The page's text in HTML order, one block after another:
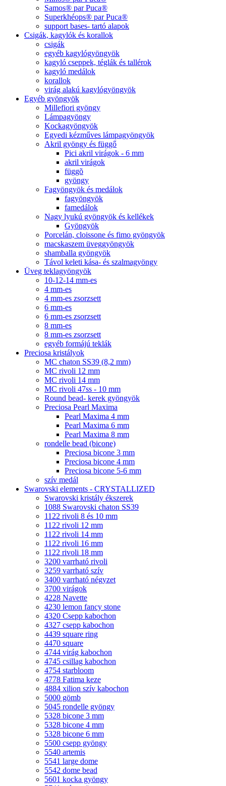
Samos® par Puca®
Superkhéops® par Puca®
support bases- tartó alapok
Csigák, kagylók és korallok
csigák
egyéb kagylógyöngyök
kagyló cseppek, téglák és tallérok
kagyló medálok
korallok
virág alakú kagylógyöngyök
Egyéb gyöngyök
Millefiori gyöngy
Lámpagyöngy
Kockagyöngyök
Egyedi kézműves lámpagyöngyök
Akril gyöngy és függő
Pici akril virágok - 6 mm
akril virágok
függõ
gyöngy
Fagyöngyök és medálok
fagyöngyök
famedálok
Nagy lyukú gyöngyök és kellékek
Gyöngyök
Porcelán, cloissone és fimo gyöngyök
macskaszem üveggyöngyök
shamballa gyöngyök
Távol keleti kása- és szalmagyöngy
Üveg teklagyöngyök
10-12-14 mm-es
4 mm-es
4 mm-es zsorzsett
6 mm-es
6 mm-es zsorzsett
8 mm-es
8 mm-es zsorzsett
egyéb formájú teklák
Preciosa kristályok
MC chaton SS39 (8,2 mm)
MC rivoli 12 mm
MC rivoli 14 mm
MC rivoli 47ss - 10 mm
Round bead- kerek gyöngyök
Preciosa Pearl Maxima
Pearl Maxima 4 mm
Pearl Maxima 6 mm
Pearl Maxima 8 mm
rondelle bead (bicone)
Preciosa bicone 3 mm
Preciosa bicone 4 mm
Preciosa bicone 5-6 mm
szív medál
Swarovski elements - CRYSTALLIZED
Swarovski kristály ékszerek
1088 Swarovski chaton SS39
1122 rivoli 8 és 10 mm
1122 rivoli 12 mm
1122 rivoli 14 mm
1122 rivoli 16 mm
1122 rivoli 18 mm
3200 varrható rivoli
3259 varrható szív
3400 varrható négyzet
3700 virágok
4228 Navette
4230 lemon fancy stone
4320 Csepp kabochon
4327 csepp kabochon
4439 square ring
4470 square
4744 virág kabochon
4745 csillag kabochon
4754 starbloom
4778 Fatima keze
4884 xilion szív kabochon
5000 gömb
5045 rondelle gyöngy
5328 bicone 3 mm
5328 bicone 4 mm
5328 bicone 6 mm
5500 csepp gyöngy
5540 artemis
5541 large dome
5542 dome bead
5601 kocka gyöngy